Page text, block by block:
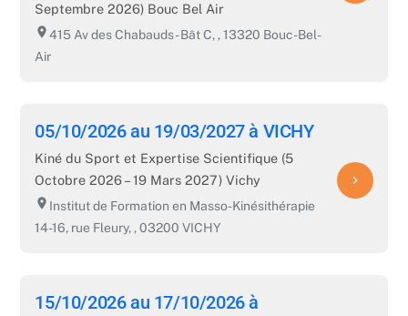
Septembre 2026) Bouc Bel Air
room415 Av des Chabauds - Bât C, , 13320 Bouc-Bel-
Air
05/10/2026 au 19/03/2027 à VICHY
Kiné du Sport et Expertise Scientifique (5
Octobre 2026 – 19 Mars 2027) Vichy
room Institut de Formation en Masso-Kinésithérapie
14-16, rue Fleury, , 03200 VICHY
navigate_next
15/10/2026 au 17/10/2026 à